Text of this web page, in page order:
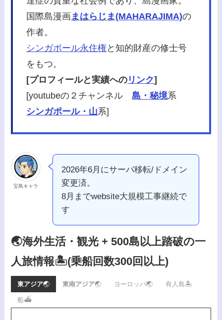
国際島漫画まはらじま(MAHARAJIMA)の
作者。
シンガポール永住権と知的財産の修士号
をもつ。
[プロフィールと実績への リンク]
[youtubeの２チャンネル島・秘境系
シンガポール・山系]
宝島キャラ
2026年6月にサーバ移転/ドメイン
変更済。
8月までwebsite大規模工事継続で
す
🌏海外生活・観光 + 500島以上踏破の一
人旅情報🏝️(乗船回数300回以上)
東アジア🌏 東南アジア🌏 ヨーロッパ🌏 有人島🏝️
船⛴️